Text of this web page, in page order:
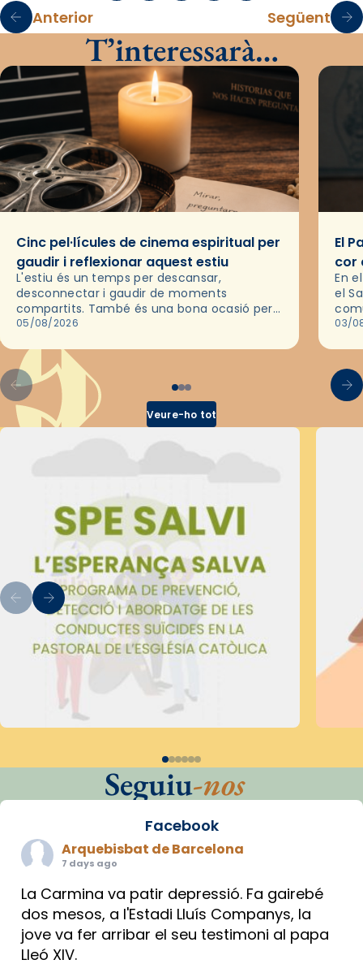
Anterior Següent
T’interessarà…
Cinc pel·lícules de cinema espiritual per
gaudir i reflexionar aquest estiu
L'estiu és un temps per descansar,
desconnectar i gaudir de moments
compartits. També és una bona ocasió per
deixar-se portar per una bona història i, a
05/08/2026
El
cor
En
el
de
03/
Veure-ho tot
Seguiu-nos
Facebook
Arquebisbat de Barcelona
7 days ago
La Carmina va patir depressió. Fa gairebé
dos mesos, a l'Estadi Lluís Companys, la
jove va fer arribar el seu testimoni al papa
Lleó XIV.